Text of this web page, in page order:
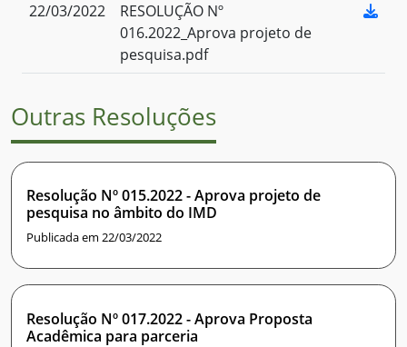
22/03/2022
RESOLUÇÃO Nº
016.2022_Aprova projeto de
pesquisa.pdf
Outras Resoluções
Resolução Nº 015.2022 - Aprova projeto de
pesquisa no âmbito do IMD
Publicada em 22/03/2022
Resolução Nº 017.2022 - Aprova Proposta
Acadêmica para parceria